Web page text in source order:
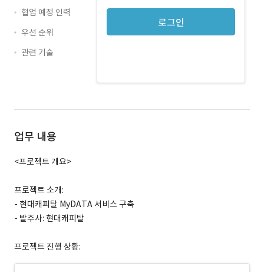
로그인
협업 예정 인력
우선 순위
관련 기술
업무 내용
<프로젝트 개요>
프로젝트 소개:
- 현대캐피탈 MyDATA 서비스 구축
- 발주사: 현대캐피탈
프로젝트 진행 상황: